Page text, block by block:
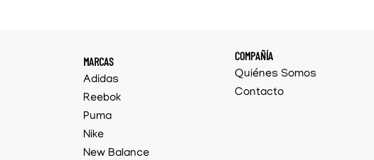
MARCAS
Adidas
Reebok
Puma
Nike
New Balance
COMPAÑÍA
Quiénes Somos
Contacto